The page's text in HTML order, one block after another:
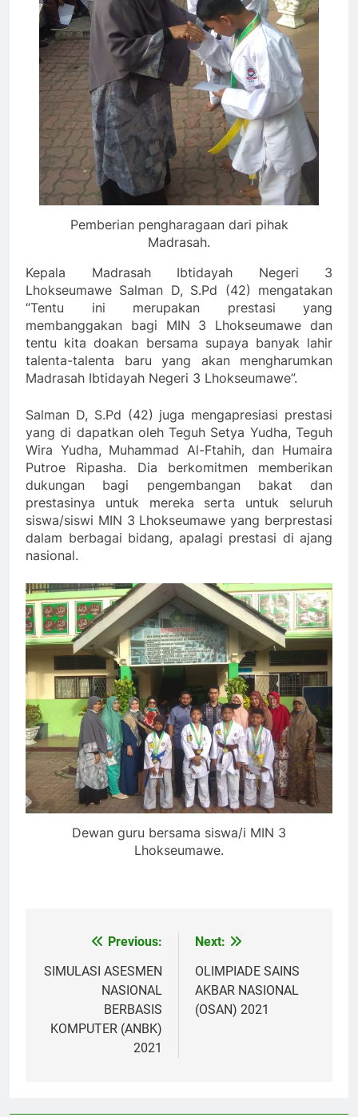
Pemberian pengharagaan dari pihak
Madrasah.
Kepala Madrasah Ibtidayah Negeri 3
Lhokseumawe Salman D, S.Pd (42) mengatakan
“Tentu ini merupakan prestasi yang
membanggakan bagi MIN 3 Lhokseumawe dan
tentu kita doakan bersama supaya banyak lahir
talenta-talenta baru yang akan mengharumkan
Madrasah Ibtidayah Negeri 3 Lhokseumawe”.
Salman D, S.Pd (42) juga mengapresiasi prestasi
yang di dapatkan oleh Teguh Setya Yudha, Teguh
Wira Yudha, Muhammad Al-Ftahih, dan Humaira
Putroe Ripasha. Dia berkomitmen memberikan
dukungan bagi pengembangan bakat dan
prestasinya untuk mereka serta untuk seluruh
siswa/siswi MIN 3 Lhokseumawe yang berprestasi
dalam berbagai bidang, apalagi prestasi di ajang
nasional.
Dewan guru bersama siswa/i MIN 3
Lhokseumawe.
Navigasi
pos
Previous:
SIMULASI ASESMEN
NASIONAL
BERBASIS
KOMPUTER (ANBK)
2021
Next:
OLIMPIADE SAINS
AKBAR NASIONAL
(OSAN) 2021